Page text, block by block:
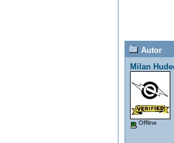
Autor
Milan
Offline